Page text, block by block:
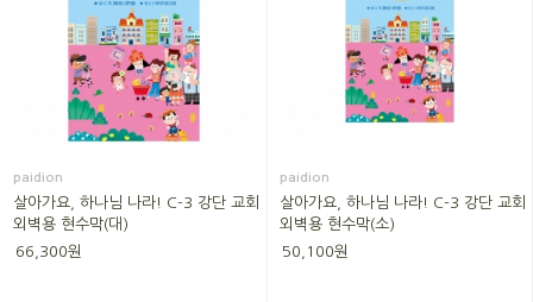
paidion
살아가요, 하나님 나라! C-3 강단 교회
외벽용 현수막(대)
66,300원
paidion
살아가요, 하나님 나라! C-3 강단 교회
외벽용 현수막(소)
50,100원